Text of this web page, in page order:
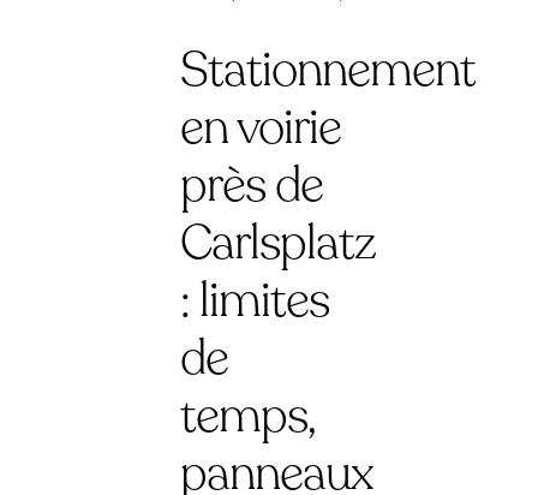
Stationnement
en voirie
près de
Carlsplatz
: limites
de
temps,
panneaux